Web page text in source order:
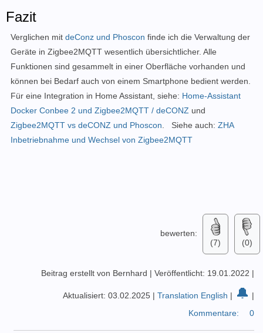
Fazit
Verglichen mit deConz und Phoscon finde ich die Verwaltung der
Geräte in Zigbee2MQTT wesentlich übersichtlicher. Alle
Funktionen sind gesammelt in einer Oberfläche vorhanden und
können bei Bedarf auch von einem Smartphone bedient werden.
Für eine Integration in Home Assistant, siehe: Home-Assistant
Docker Conbee 2 und Zigbee2MQTT / deCONZ und
Zigbee2MQTT vs deCONZ und Phoscon. Siehe auch: ZHA
Inbetriebnahme und Wechsel von Zigbee2MQTT
bewerten:
(7)
(0)
Beitrag erstellt von Bernhard | Veröffentlicht: 19.01.2022 |
Aktualisiert: 03.02.2025 | Translation English | 🔔 |
Kommentare:
0